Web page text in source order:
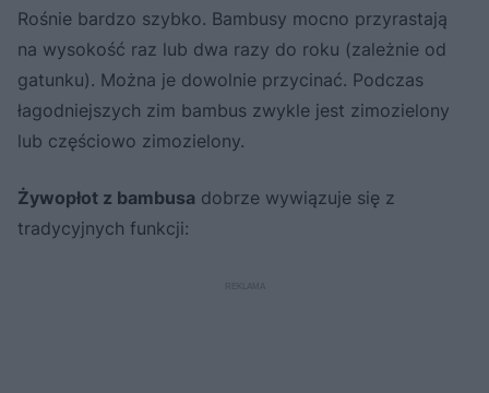
Rośnie bardzo szybko. Bambusy mocno przyrastają
na wysokość raz lub dwa razy do roku (zależnie od
gatunku). Można je dowolnie przycinać. Podczas
łagodniejszych zim bambus zwykle jest zimozielony
lub częściowo zimozielony.
Żywopłot z bambusa dobrze wywiązuje się z
tradycyjnych funkcji: